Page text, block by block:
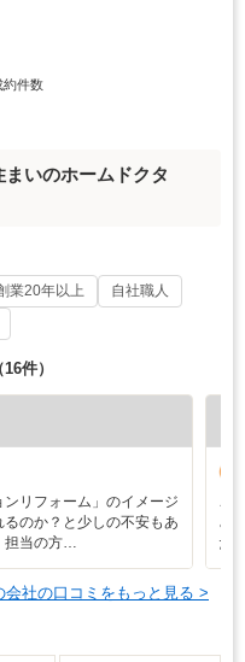
約件数
いのホームドクタ
業20年以上
自社職人
16件）
リフォーム」のイメージ
のか？と少しの不安もあ
担当の方…
こ
ざ
だ
会社の口コミをもっと見る >